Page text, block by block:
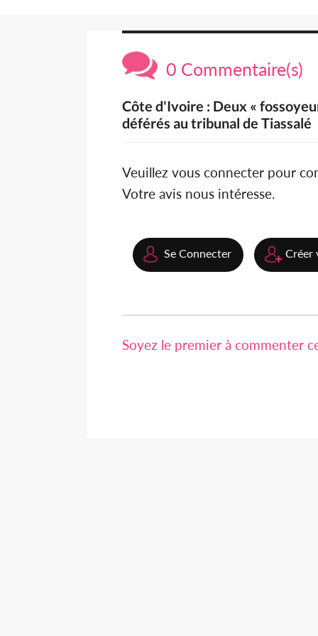
0 Commentaire(s)
Côte d'Ivoire : Deux «
déférés au tribunal de Tiassalé
Veuillez vous connecter pour
Votre avis nous intéresse.
Se Connecter Créer
Soyez le premier à commenter